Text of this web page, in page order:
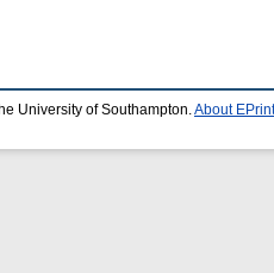
University of Southampton. About